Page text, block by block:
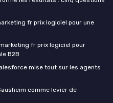
fr prix logiciel pour une
fr prix logiciel pour
B2B
mise tout sur les agents
comme levier de